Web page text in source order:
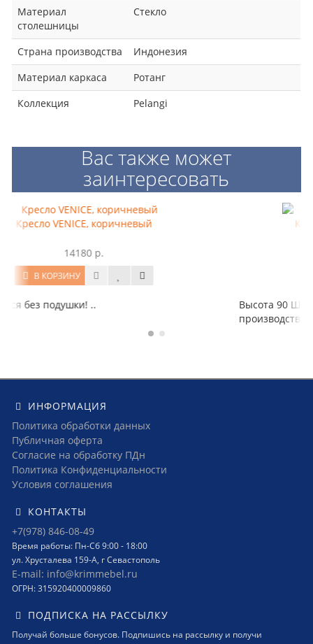
Материал
столешницы
Стекло
Страна производства
Индонезия
Материал каркаса
Ротанг
Коллекция
Pelangi
Вас также может
заинтересовать
Кресло VENICE, коричневый
В КОРЗИНУ
без подушки! ..
ИНФОРМАЦИЯ
Политика обработки данных
Публичная оферта
Согласие на обработку ПДн
Политика Конфиденциальности
Условия соглашения
КОНТАКТЫ
+7(978) 846-08-49
Время работы: Пн-Сб 9:00 - 18:00
ул. Хрусталева 159-А, г Севастополь
E-mail: info@krimmebel.ru
ОГРН: 315920400009860
ПОДПИСКА НА РАССЫЛКУ
Получай больше бонусов. Подпишись на рассылку и получи